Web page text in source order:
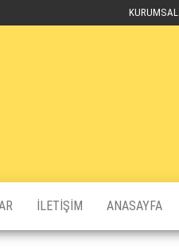
KURUMSAL
İLETIŞIM ANASAYFA